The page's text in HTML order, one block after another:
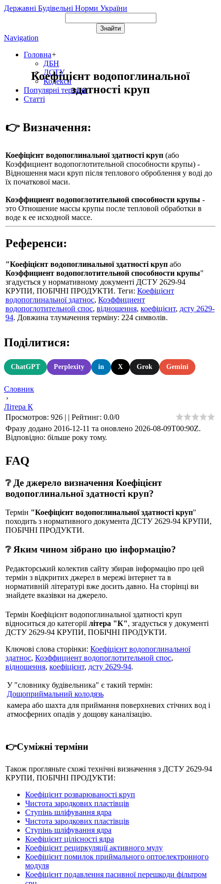
Державні Будівельні Норми України
Navigation
Головна+
ДБН
ДСТУ
Кодекси
Популярні терміни
Статті
Коефіцієнт водопоглинальної
здатності круп
👉 Визначення:
Коефіцієнт водопоглинальної здатності круп (або
Коэффициент водопоглотительной способности крупы) -
Відношення маси круп після теплового оброблення у воді до
їх початкової маси.
Коэффициент водопоглотительной способности крупы -
это Отношение массы крупы после тепловой обработки в
воде к ее исходной массе.
Референси:
"Коефіцієнт водопоглинальної здатності круп або
Коэффициент водопоглотительной способности крупы"
згадується у нормативному документі ДСТУ 2629-94
КРУПИ, ПОБІЧНІ ПРОДУКТИ. Теги: Коефіцієнт
водопоглинальної здатнос, Коэффициент
водопоглотительной спос, відношення, коефіцієнт, дсту 2629-
94. Довжина тлумачення терміну: 224 символів.
Поділитися:
ChatGPT Perplexity in X Grok Gemini
Словник
›
Літера К
Просмотров: 926 | | Рейтинг: 0.0/0
Фразу додано 2016-12-11 та оновлено 2026-08-09T00:90Z.
Відповідно: більше року тому.
FAQ
❔ Де джерело визначення Коефіцієнт
водопоглинальної здатності круп?
Термін "Коефіцієнт водопоглинальної здатності круп"
походить з нормативного документа ДСТУ 2629-94 КРУПИ,
ПОБІЧНІ ПРОДУКТИ.
❔ Яким чином зібрано цю інформацію?
Редакторський колектив сайту збирав інформацію про цей
термін з відкритих джерел в мережі інтернет та в
нормативній літературі вже досить давно. На сторінці ви
знайдете вказівки на джерело.
Термін Коефіцієнт водопоглинальної здатності круп
відноситься до категоріїлітера "К", згадується у документі
ДСТУ 2629-94 КРУПИ, ПОБІЧНІ ПРОДУКТИ.
Ключові слова сторінки: Коефіцієнт водопоглинальної
здатнос, Коэффициент водопоглотительной спос,
відношення, коефіцієнт, дсту 2629-94.
У "словнику будівельника" є такий термін:
Дощоприймальний колодязь
камера або шахта для приймання поверхневих стічних вод і
атмосферних опадів у дощову каналізацію.
👉Суміжні терміни
Також прогляньте схожі технічні визначення з ДСТУ 2629-94
КРУПИ, ПОБІЧНІ ПРОДУКТИ:
Коефіцієнт розварюваності круп
Чистота зародкових пластівців
Ступінь шліфування ядра
Чистота зародкових пластівців
Ступінь шліфування ядра
Коефіцієнт цілісності ядра
Коефіцієнт рециркуляції активного мулу
Коефіцієнт помилок приймального оптоелектронного
модуля
Коефіцієнт подавлення пасивної перешкоди фільтром